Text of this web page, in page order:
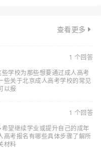
查看更多
1 个回答
学校为那些想要通过成人高考
关于北京成人高考学校的常见
以报
1 个回答
望继续学业或提升自己的成年
高考报名有哪些具体步骤了解所
材料